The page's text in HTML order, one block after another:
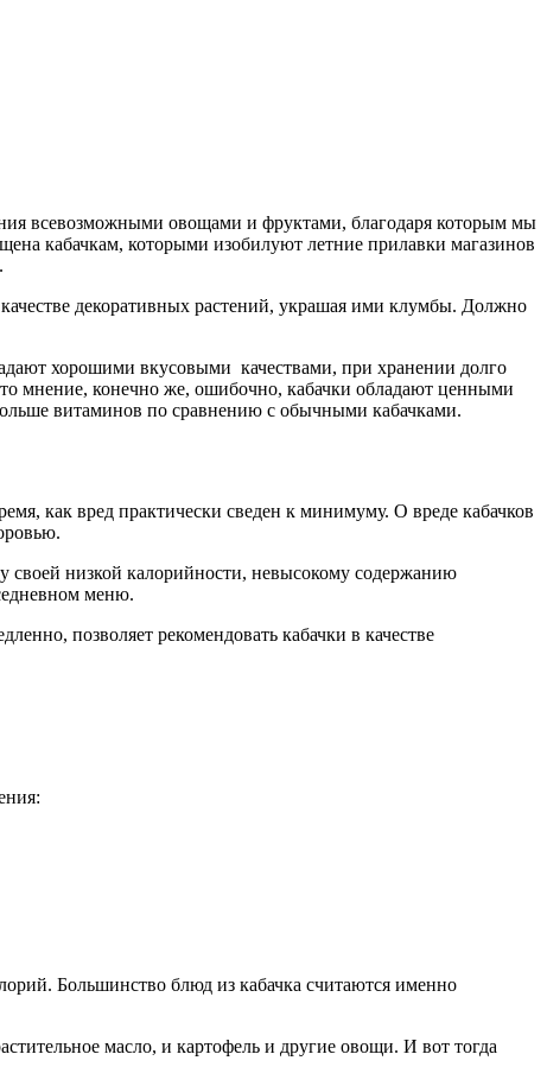
всевозможными овощами и фруктами, благодаря которым мы
кабачкам, которыми изобилуют летние прилавки магазинов
декоративных растений, украшая ими клумбы. Должно
хорошими вкусовыми качествами, при хранении долго
мнение, конечно же, ошибочно, кабачки обладают ценными
витаминов по сравнению с обычными кабачками.
как вред практически сведен к минимуму. О вреде кабачков
своей низкой калорийности, невысокому содержанию
меню.
позволяет рекомендовать кабачки в качестве
Большинство блюд из кабачка считаются именно
масло, и картофель и другие овощи. И вот тогда